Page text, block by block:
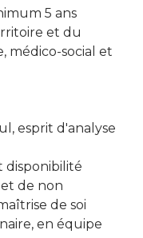
5 ans
et du
médico-social et
esprit d'analyse
disponibilité
de non
de soi
en équipe